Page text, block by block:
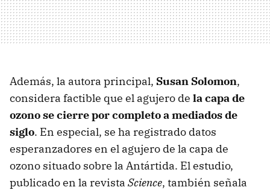
Además, la autora principal, Susan Solomon,
considera factible que el agujero de la capa de
ozono se cierre por completo a mediados de
siglo. En especial, se ha registrado datos
esperanzadores en el agujero de la capa de
ozono situado sobre la Antártida. El estudio,
publicado en la revista Science, también señala